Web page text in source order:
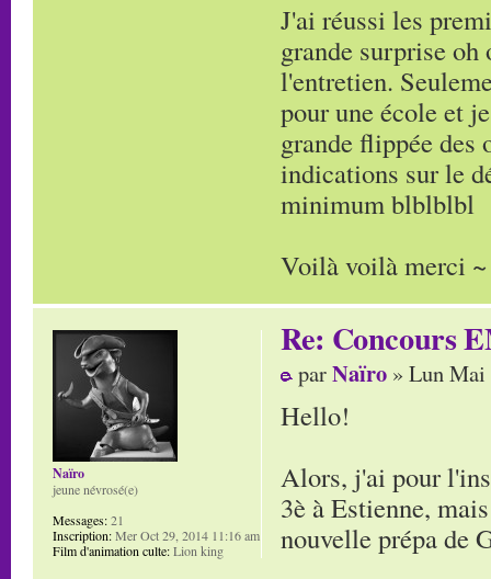
J'ai réussi les
grande surprise
l'entretien.
pour une école et
grande flippée des
indications sur le
minimum blblblbl
Voilà voilà merci ~
Re: Concours
parNaïro » Lun Mai
Hello!
Alors, j'ai pour
3è à Estienne,
nouvelle prépa de
Naïro
jeune névrosé(e)
Messages:21
Inscription:Mer Oct 29, 2014 11:16 am
Film d'animation culte:Lion king